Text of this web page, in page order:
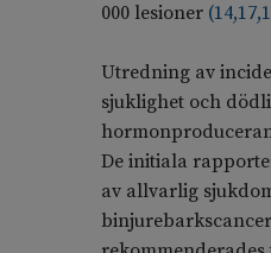
000 lesioner (14,17,
Utredning av
sjuklighet och
De initiala
av allvarlig